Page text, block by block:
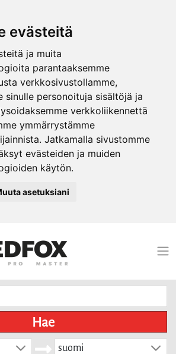
evästeitä
ja muita
parantaaksemme
verkkosivustollamme,
sinulle personoituja sisältöjä ja
verkkoliikennettä
ymmärrystämme
Jatkamalla sivustomme
evästeiden ja muiden
käytön.
asetuksiani
Hae
suomi